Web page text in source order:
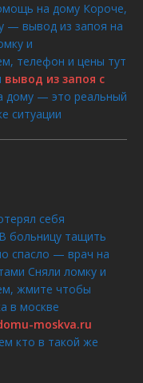
на дому Короче,
— вывод из запоя на
и
телефон и цены тут
вывод из запоя с
дому — это реальный
ситуации
себя
больницу тащить
спасло — врач на
Сняли ломку и
жмите чтобы
в москве
moskva.ru
кто в такой же